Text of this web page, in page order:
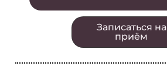
Записаться на
приём